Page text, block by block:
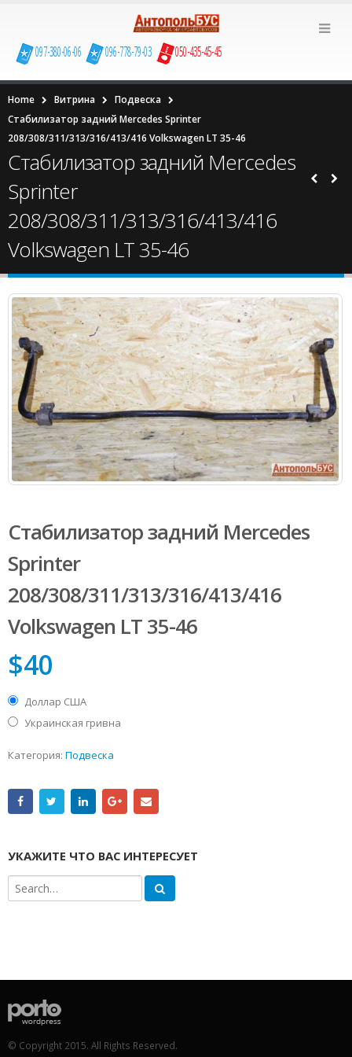
097-380-06-06 096-778-79-03 050-435-45-45
Home Витрина
Подвеска
Стабилизатор задний Mercedes Sprinter
208/308/311/313/316/413/416 Volkswagen LT 35-46
Стабилизатор задний Mercedes
Sprinter
208/308/311/313/316/413/416
Volkswagen LT 35-46
Стабилизатор задний Mercedes
Sprinter
208/308/311/313/316/413/416
Volkswagen LT 35-46
$40
Доллар США
Украинская гривна
Категория: Подвеска
УКАЖИТЕ ЧТО ВАС ИНТЕРЕСУЕТ
© Copyright 2015. All Rights Reserved.